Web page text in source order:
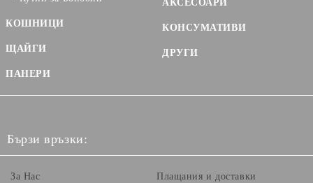
КОШНИЦИ
ЩАЙГИ
ПАНЕРИ
АКСЕСОАРИ
КОНСУМАТИВИ
ДРУГИ
Бързи връзки:
За Нас Плащания и доставки